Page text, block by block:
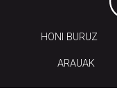
HONI BURUZ
ARAUAK